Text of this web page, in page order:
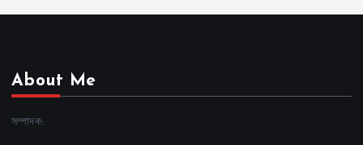
About Me
সম্পাদক: